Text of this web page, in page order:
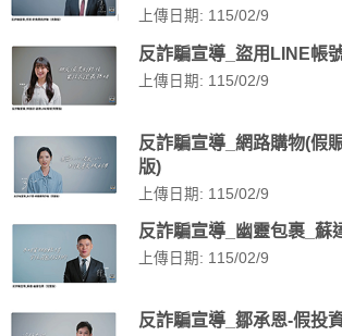
上傳日期: 115/02/9
反詐騙宣導_盜用LINE帳
上傳日期: 115/02/9
反詐騙宣導_網路購物(假
版)
上傳日期: 115/02/9
反詐騙宣導_幽靈包裹_蘇
上傳日期: 115/02/9
反詐騙宣導_鄒承恩-假投